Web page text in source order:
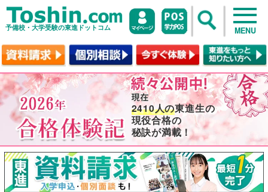
予備校・大学受験の東進ドットコム MENU
2410人の東進生の
現役合格の
秘訣が満載！